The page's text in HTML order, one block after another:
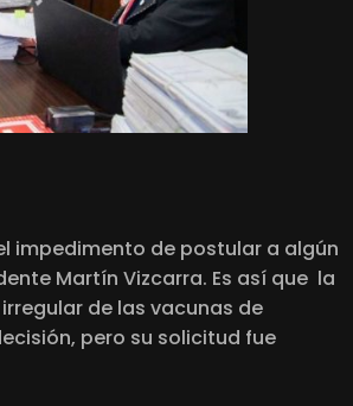
impedimento de postular a algún
Martín Vizcarra. Es así que la
de las vacunas de
pero su solicitud fue